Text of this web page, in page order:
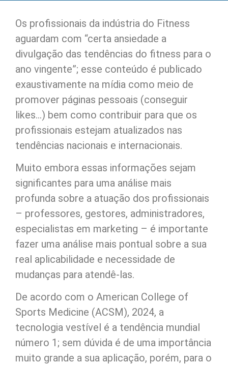
Os profissionais da indústria do Fitness
aguardam com “certa ansiedade a
divulgação das tendências do fitness para o
ano vingente”; esse conteúdo é publicado
exaustivamente na mídia como meio de
promover páginas pessoais (conseguir
likes…) bem como contribuir para que os
profissionais estejam atualizados nas
tendências nacionais e internacionais.
Muito embora essas informações sejam
significantes para uma análise mais
profunda sobre a atuação dos profissionais
– professores, gestores, administradores,
especialistas em marketing – é importante
fazer uma análise mais pontual sobre a sua
real aplicabilidade e necessidade de
mudanças para atendê-las.
De acordo com o American College of
Sports Medicine (ACSM), 2024, a
tecnologia vestível é a tendência mundial
número 1; sem dúvida é de uma importância
muito grande a sua aplicação, porém, para o